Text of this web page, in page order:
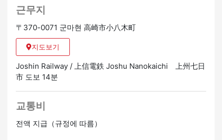
근무지
〒370-0071 군마현 高崎市小八木町
지도보기
Joshin Railway / 上信電鉄 Joshu Nanokaichi 上州七日
市 도보 14분
교통비
전액 지급（규정에 따름）